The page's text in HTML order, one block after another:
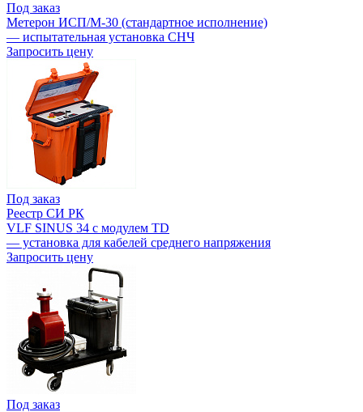
Под заказ
Метерон ИСП/М-30 (стандартное исполнение)
— испытательная установка СНЧ
Запросить цену
Под заказ
Реестр СИ РК
VLF SINUS 34 с модулем TD
— установка для кабелей среднего напряжения
Запросить цену
Под заказ